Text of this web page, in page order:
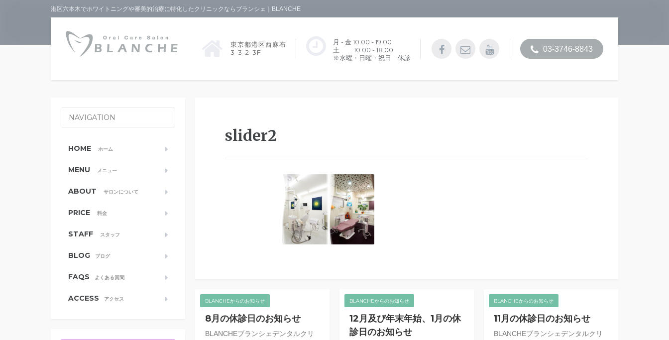
港区六本木でホワイトニングや審美的治療に特化したクリニックならブランシェ｜BLANCHE
東京都港区西麻布
3-3-2-3F
月 - 金 10.00 - 19.00
土 10.00 - 18.00
※水曜・日曜・祝日 休診
03-3746-8843
slider2
BLANCHEからのお知らせ
8月の休診日のお知らせ
BLANCHEブランシェデンタルクリ
BLANCHEからのお知らせ
12月及び年末年始、1月の休
診日のお知らせ
BLANCHEからのお知らせ
11月の休診日のお知らせ
BLANCHEブランシェデンタルクリ
NAVIGATION
HOME ホーム
MENU メニュー
ABOUT サロンについて
PRICE 料金
STAFF スタッフ
BLOG ブログ
FAQS よくある質問
ACCESS アクセス